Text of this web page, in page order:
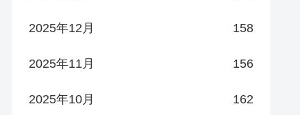
2025年12月 158
2025年11月 156
2025年10月 162